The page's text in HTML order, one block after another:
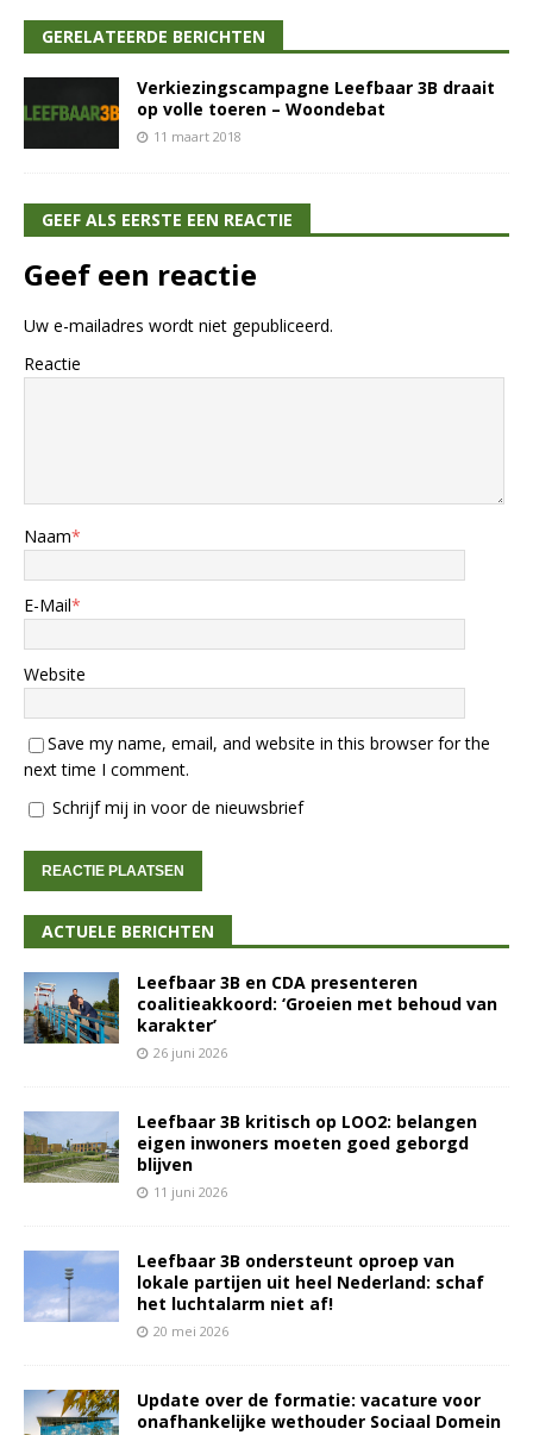
GERELATEERDE BERICHTEN
Verkiezingscampagne Leefbaar 3B draait
op volle toeren – Woondebat
11 maart 2018
GEEF ALS EERSTE EEN REACTIE
Geef een reactie
Uw e-mailadres wordt niet gepubliceerd.
Reactie
Naam*
E-Mail*
Website
Save my name, email, and website in this browser for the
next time I comment.
Schrijf mij in voor de nieuwsbrief
ACTUELE BERICHTEN
Leefbaar 3B en CDA presenteren
coalitieakkoord: ‘Groeien met behoud van
karakter’
26 juni 2026
Leefbaar 3B kritisch op LOO2: belangen
eigen inwoners moeten goed geborgd
blijven
11 juni 2026
Leefbaar 3B ondersteunt oproep van
lokale partijen uit heel Nederland: schaf
het luchtalarm niet af!
20 mei 2026
Update over de formatie: vacature voor
onafhankelijke wethouder Sociaal Domein